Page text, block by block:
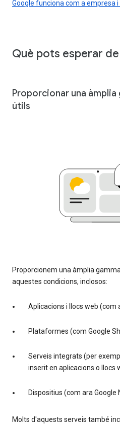
Google funciona com a empresa
Què pots esperar
Proporcionar una
útils
Proporcionem una àmplia
aquestes condicions, inclosos:
Aplicacions i llocs web (com
Plataformes (com Google
Serveis integrats (per
inserit en aplicacions o llocs
Dispositius (com ara Google
Molts d'aquests serveis també